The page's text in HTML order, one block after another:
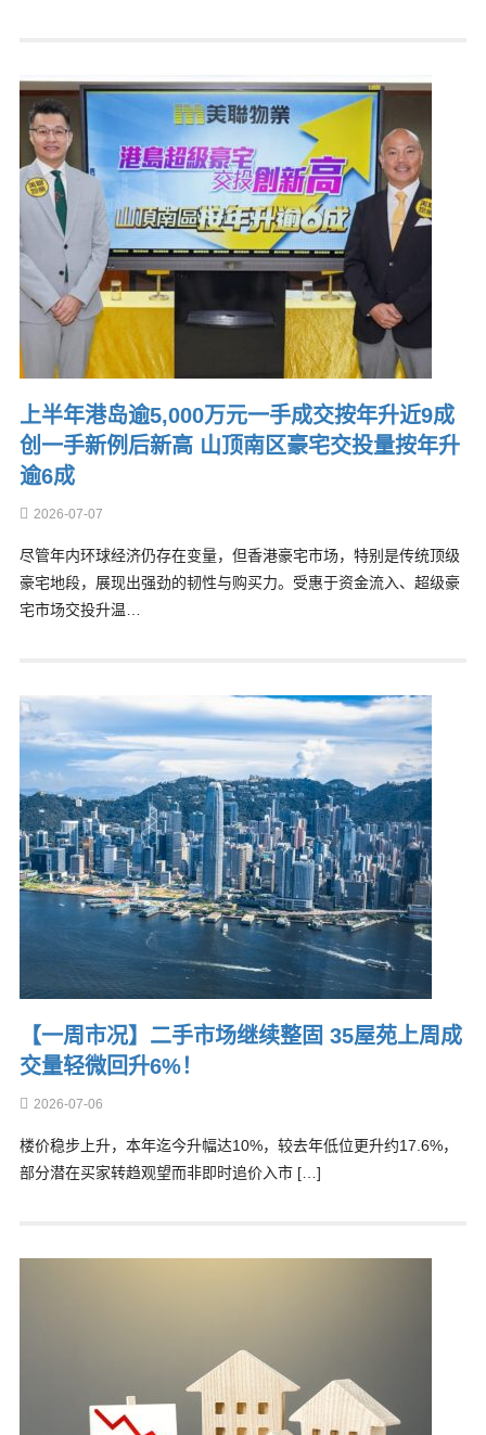
上半年港岛逾5,000万元一手成交按年升近9成
创一手新例后新高 山顶南区豪宅交投量按年升
逾6成
2026-07-07
尽管年内环球经济仍存在变量，但香港豪宅市场，特别是传统顶级
豪宅地段，展现出强劲的韧性与购买力。受惠于资金流入、超级豪
宅市场交投升温…
【一周市况】二手市场继续整固 35屋苑上周成
交量轻微回升6%！
2026-07-06
楼价稳步上升，本年迄今升幅达10%，较去年低位更升约17.6%，
部分潜在买家转趋观望而非即时追价入市 […]